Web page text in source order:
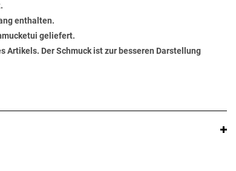
enthalten.
geliefert.
Artikels. Der Schmuck ist zur besseren Darstellung